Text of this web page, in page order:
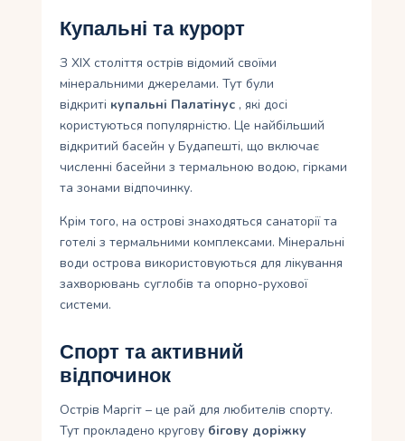
Купальні та курорт
З ХІХ століття острів відомий своїми
мінеральними джерелами. Тут були
відкриті купальні Палатінус , які досі
користуються популярністю. Це найбільший
відкритий басейн у Будапешті, що включає
численні басейни з термальною водою, гірками
та зонами відпочинку.
Крім того, на острові знаходяться санаторії та
готелі з термальними комплексами. Мінеральні
води острова використовуються для лікування
захворювань суглобів та опорно-рухової
системи.
Спорт та активний
відпочинок
Острів Маргіт – це рай для любителів спорту.
Тут прокладено кругову бігову доріжку